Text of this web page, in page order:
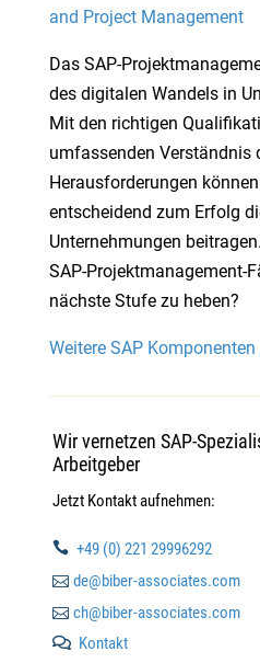
and Project Management
Das SAP-
des digitalen Wandels in
Mit den richtigen
umfassenden Verständnis
Herausforderungen
entscheidend zum Erfolg
Unternehmungen
SAP-Projektmanagement-
nächste Stufe zu heben?
Weitere SAP Komponenten
Wir vernetzen SAP-
Arbeitgeber
Jetzt Kontakt aufnehmen:
 +49 (0) 221 29996292
de@biber-associates.com
ch@biber-associates.com
 Kontakt